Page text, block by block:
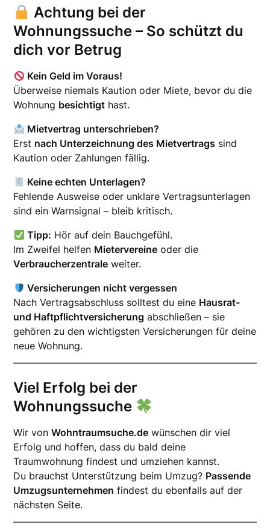
Achtung bei der
Wohnungssuche – So schützt du
dich vor Betrug
Kein Geld im Voraus!
Überweise niemals Kaution oder Miete, bevor du die
Wohnung besichtigt hast.
Mietvertrag unterschrieben?
Erst nach Unterzeichnung des Mietvertrags sind
Kaution oder Zahlungen fällig.
Keine echten Unterlagen?
Fehlende Ausweise oder unklare Vertragsunterlagen
sind ein Warnsignal – bleib kritisch.
Tipp: Hör auf dein Bauchgefühl.
Im Zweifel helfen Mietervereine oder die
Verbraucherzentrale weiter.
Versicherungen nicht vergessen
Nach Vertragsabschluss solltest du eine Hausrat-
und Haftpflichtversicherung abschließen – sie
gehören zu den wichtigsten Versicherungen für deine
neue Wohnung.
Viel Erfolg bei der
Wohnungssuche
Wir vonWohntraumsuche.de wünschen dir viel
Erfolg und hoffen, dass du bald deine
Traumwohnung findest und umziehen kannst.
Du brauchst Unterstützung beim Umzug? Passende
Umzugsunternehmen findest du ebenfalls auf der
nächsten Seite.